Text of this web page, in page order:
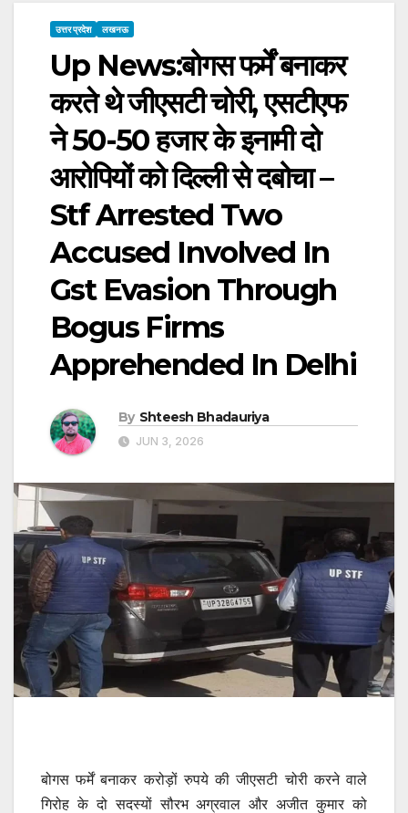
उत्तर प्रदेश लखनऊ
Up News:बोगस फर्में बनाकर
करते थे जीएसटी चोरी, एसटीएफ
ने 50-50 हजार के इनामी दो
आरोपियों को दिल्ली से दबोचा –
Stf Arrested Two
Accused Involved In
Gst Evasion Through
Bogus Firms
Apprehended In Delhi
By Shteesh Bhadauriya
JUN 3, 2026
बोगस फर्में बनाकर करोड़ों रुपये की जीएसटी चोरी करने वाले
गिरोह के दो सदस्यों सौरभ अग्रवाल और अजीत कुमार को